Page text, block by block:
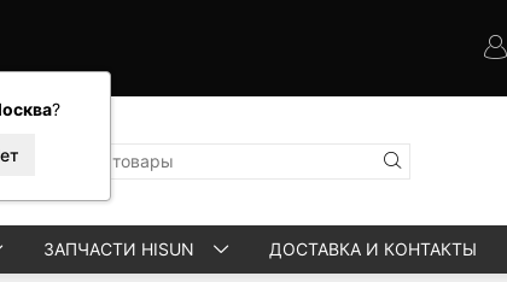
?
ЗАПЧАСТИ HISUN ДОСТАВКА И КОНТАКТЫ